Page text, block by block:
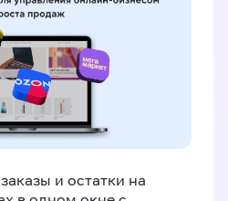
и остатки на